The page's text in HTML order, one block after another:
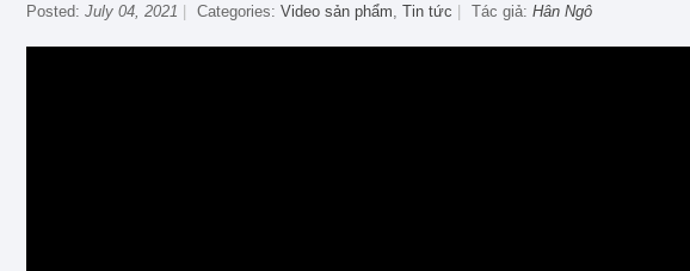
Posted: July 04, 2021 Categories: Video sản phẩm Tin tức Tác giả: Hân Ngô